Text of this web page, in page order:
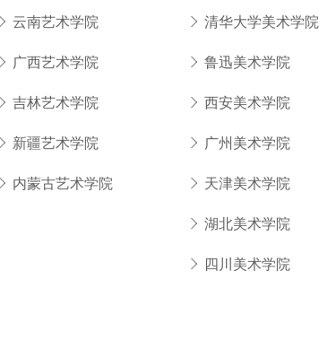
云南艺术学院
广西艺术学院
吉林艺术学院
新疆艺术学院
内蒙古艺术学院
清华大学美术学院
鲁迅美术学院
西安美术学院
广州美术学院
天津美术学院
湖北美术学院
四川美术学院